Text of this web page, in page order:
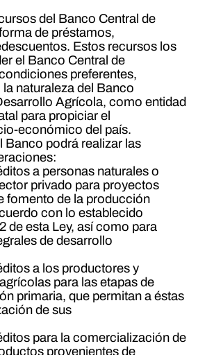
del Banco Central de
de préstamos,
Estos recursos los
el Banco Central de
preferentes,
naturaleza del Banco
Agrícola, como entidad
para propiciar el
económico del país.
Banco podrá realizar las
a personas naturales o
privado para proyectos
fomento de la producción
con lo establecido
de esta Ley, así como para
de desarrollo
a los productores y
para las etapas de
primaria, que permitan a éstas
de sus
para la comercialización de
provenientes de